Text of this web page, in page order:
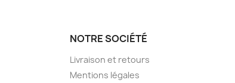
NOTRE SOCIÉTÉ
Livraison et retours
Mentions légales